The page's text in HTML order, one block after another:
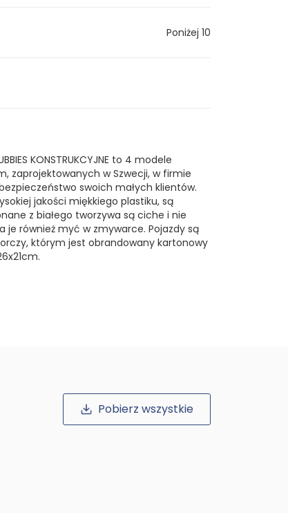
Poniżej 10
KONSTRUKCYJNE to 4 modele
zaprojektowanych w Szwecji, w firmie
swoich małych klientów.
jakości miękkiego plastiku, są
z białego tworzywa są ciche i nie
je również myć w zmywarce. Pojazdy są
którym jest obrandowany kartonowy
Pobierz wszystkie